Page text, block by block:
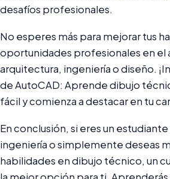
desafíos profesionales.
No esperes más para mejorar tus
oportunidades profesionales en el
arquitectura, ingeniería o diseño.
de AutoCAD: Aprende dibujo
fácil y comienza a destacar en tu
En conclusión, si eres un
ingeniería o simplemente deseas
habilidades en dibujo técnico, un